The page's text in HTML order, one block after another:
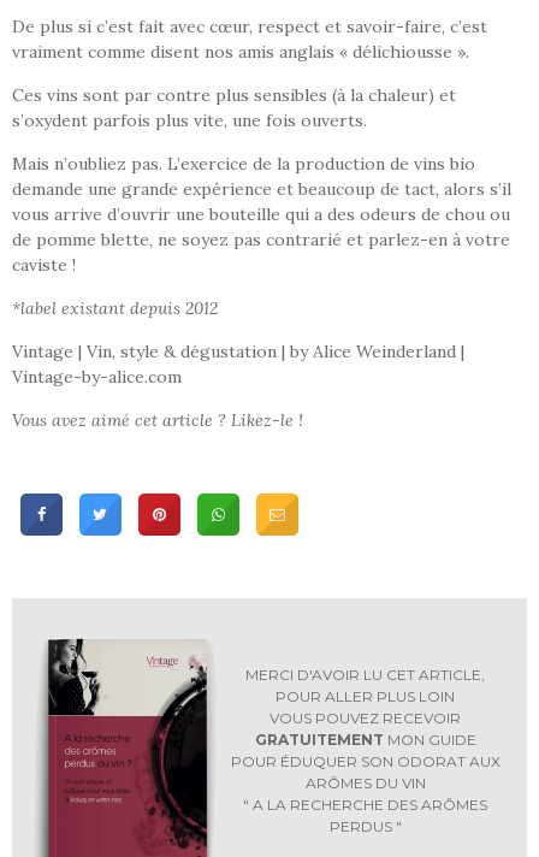
De plus si c’est fait avec cœur, respect et savoir-faire, c’est
vraiment comme disent nos amis anglais « délichiousse ».
Ces vins sont par contre plus sensibles (à la chaleur) et
s’oxydent parfois plus vite, une fois ouverts.
Mais n’oubliez pas. L’exercice de la production de vins bio
demande une grande expérience et beaucoup de tact, alors s’il
vous arrive d’ouvrir une bouteille qui a des odeurs de chou ou
de pomme blette, ne soyez pas contrarié et parlez-en à votre
caviste !
*label existant depuis 2012
Vintage | Vin, style & dégustation | by Alice Weinderland |
Vintage-by-alice.com
Vous avez aimé cet article ? Likez-le !
MERCI D'AVOIR LU CET ARTICLE,
POUR ALLER PLUS LOIN
VOUS POUVEZ RECEVOIR
GRATUITEMENT MON GUIDE
POUR ÉDUQUER SON ODORAT AUX
ARÔMES DU VIN
" A LA RECHERCHE DES ARÔMES
PERDUS "